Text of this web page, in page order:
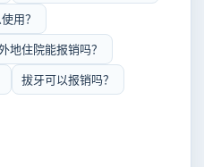
用？
地住院能报销吗？
拔牙可以报销吗？